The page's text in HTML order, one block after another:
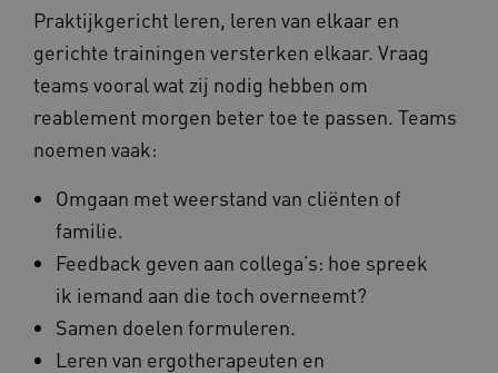
Praktijkgericht leren, leren van elkaar en
gerichte trainingen versterken elkaar. Vraag
teams vooral wat zij nodig hebben om
reablement morgen beter toe te passen. Teams
noemen vaak:
Omgaan met weerstand van cliënten of
familie.
Feedback geven aan collega’s: hoe spreek
ik iemand aan die toch overneemt?
Samen doelen formuleren.
Leren van ergotherapeuten en
ervoor dat de website werkt. Deze cookies
worden altijd geplaatst en maken geen inbreuk
op uw privacy.
Naam
Provider /
UMB_SESSION
www.waardigheidentrots.nl
BCSessionID